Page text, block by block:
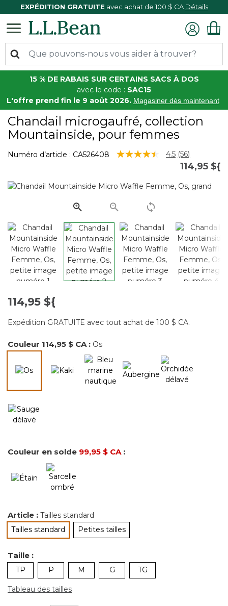
EXPÉDITION GRATUITE avec achat de 100 $ CA Détails
15 % DE RABAIS SUR CERTAINS SACS À DOS
avec le code : SAC15
L'offre prend fin le 9 août 2026. Magasiner dès maintenant
Chandail microgaufré, collection
Mountainside, pour femmes
Numéro d’article : CA526408 5 sur 5 Évaluation des clients
4.5 Lire
les
Lien
page.
(56)
114,95 ${
114,95 ${
Expédition GRATUITE avec tout achat de 100 $ CA.
Couleur 114,95 $ CA : Os
sélectionné
Couleur en solde 99,95 $ CA :
Article : Tailles standard
Tailles standard
sélectionné
Petites tailles
Taille :
TP P M G TG
Tableau des tailles